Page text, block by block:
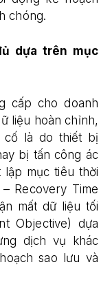
chóng.
dựa trên mục
cấp cho doanh
liệu hoàn chỉnh,
cố là do thiết bị
bị tấn công ác
lập mục tiêu thời
Recovery Time
mất dữ liệu tối
Objective) dựa
dịch vụ khác
sao lưu và